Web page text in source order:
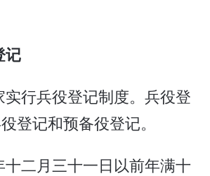
记
行兵役登记制度。兵役登
登记和预备役登记。
二月三十一日以前年满十